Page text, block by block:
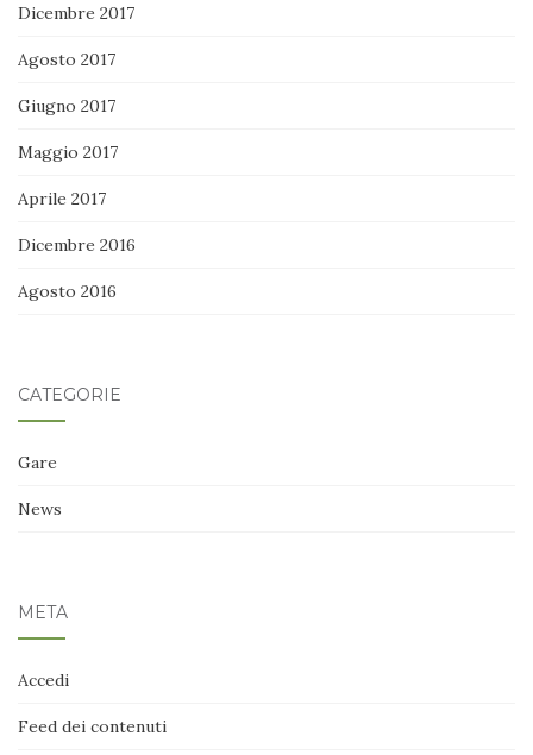
Dicembre 2017
Agosto 2017
Giugno 2017
Maggio 2017
Aprile 2017
Dicembre 2016
Agosto 2016
CATEGORIE
Gare
News
META
Accedi
Feed dei contenuti